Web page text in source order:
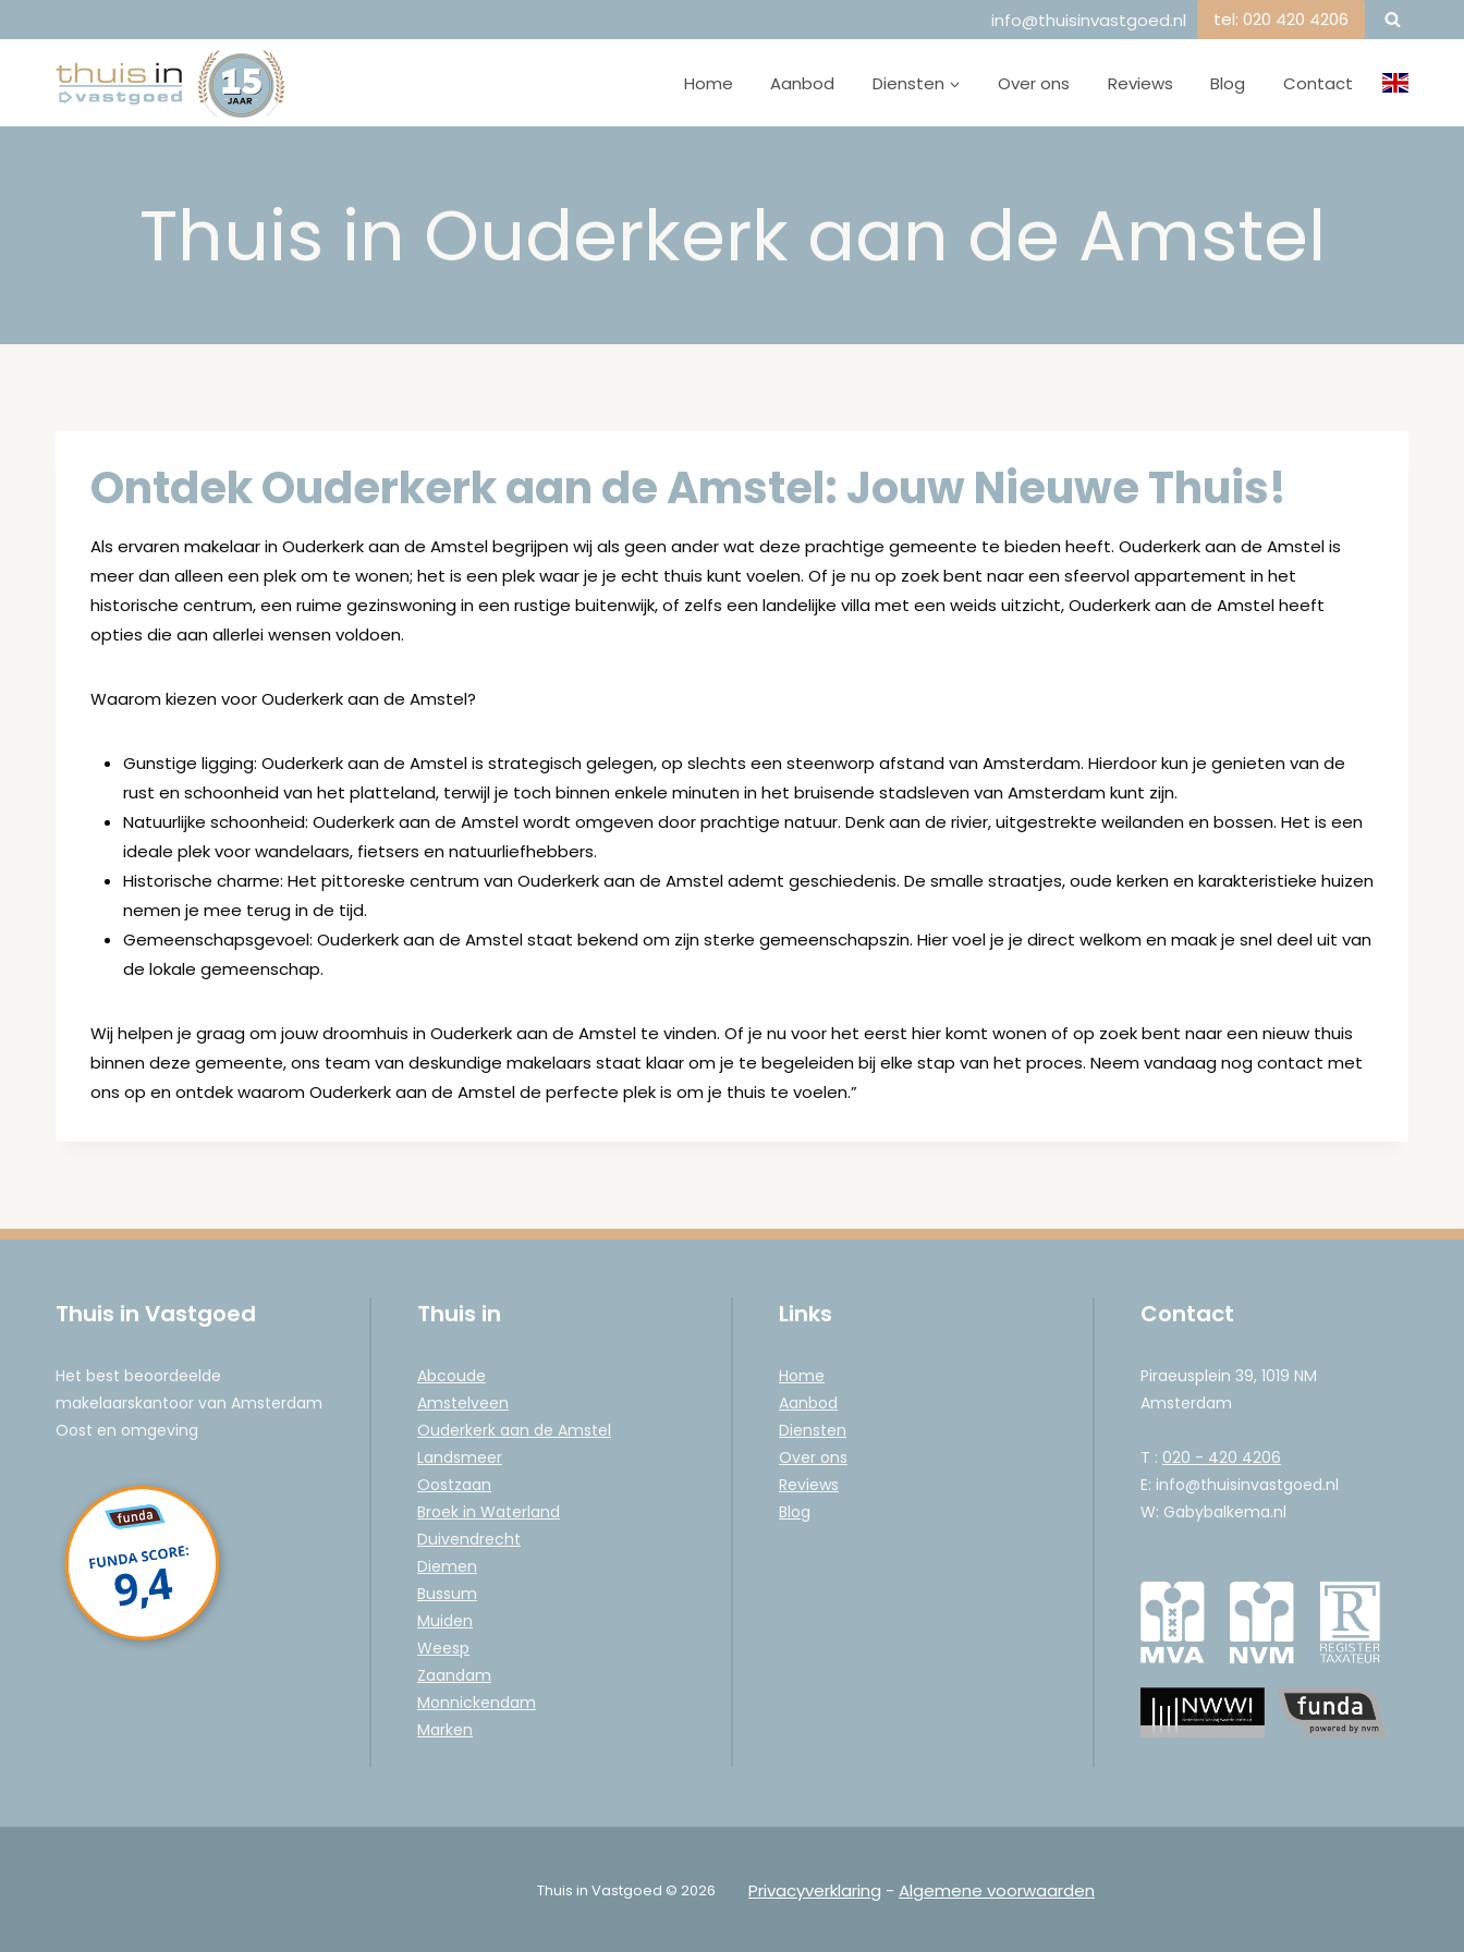
naar
info@thuisinvastgoed.nl tel: 020 420 4206
Home Aanbod Diensten Over ons Reviews Blog Contact
Thuis in Ouderkerk aan de Amstel
Ontdek Ouderkerk aan de Amstel: Jouw Nieuwe Thuis!
Als ervaren makelaar in Ouderkerk aan de Amstel begrijpen wij als geen ander wat deze prachtige gemeente te bieden heeft. Ouderkerk aan de Amstel is
meer dan alleen een plek om te wonen; het is een plek waar je je echt thuis kunt voelen. Of je nu op zoek bent naar een sfeervol appartement in het
historische centrum, een ruime gezinswoning in een rustige buitenwijk, of zelfs een landelijke villa met een weids uitzicht, Ouderkerk aan de Amstel heeft
opties die aan allerlei wensen voldoen.
Waarom kiezen voor Ouderkerk aan de Amstel?
Gunstige ligging: Ouderkerk aan de Amstel is strategisch gelegen, op slechts een steenworp afstand van Amsterdam. Hierdoor kun je genieten van de
rust en schoonheid van het platteland, terwijl je toch binnen enkele minuten in het bruisende stadsleven van Amsterdam kunt zijn.
Natuurlijke schoonheid: Ouderkerk aan de Amstel wordt omgeven door prachtige natuur. Denk aan de rivier, uitgestrekte weilanden en bossen. Het is een
ideale plek voor wandelaars, fietsers en natuurliefhebbers.
Historische charme: Het pittoreske centrum van Ouderkerk aan de Amstel ademt geschiedenis. De smalle straatjes, oude kerken en karakteristieke huizen
nemen je mee terug in de tijd.
Gemeenschapsgevoel: Ouderkerk aan de Amstel staat bekend om zijn sterke gemeenschapszin. Hier voel je je direct welkom en maak je snel deel uit van
de lokale gemeenschap.
Wij helpen je graag om jouw droomhuis in Ouderkerk aan de Amstel te vinden. Of je nu voor het eerst hier komt wonen of op zoek bent naar een nieuw thuis
binnen deze gemeente, ons team van deskundige makelaars staat klaar om je te begeleiden bij elke stap van het proces. Neem vandaag nog contact met
ons op en ontdek waarom Ouderkerk aan de Amstel de perfecte plek is om je thuis te voelen.”
Thuis in Vastgoed
Het best beoordeelde
makelaarskantoor van Amsterdam
Oost en omgeving
Thuis in
Abcoude
Amstelveen
Ouderkerk aan de Amstel
Landsmeer
Oostzaan
Broek in Waterland
Duivendrecht
Diemen
Bussum
Muiden
Weesp
Zaandam
Monnickendam
Marken
Links
Home
Aanbod
Diensten
Over ons
Reviews
Blog
Contact
Piraeusplein 39, 1019 NM
Amsterdam
T : 020 - 420 4206
E: info@thuisinvastgoed.nl
W: Gabybalkema.nl
Thuis in Vastgoed © 2026 Privacyverklaring - Algemene voorwaarden